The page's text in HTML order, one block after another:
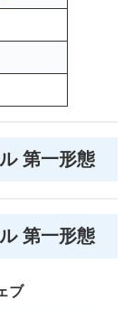
第一形態
第一形態
ブ